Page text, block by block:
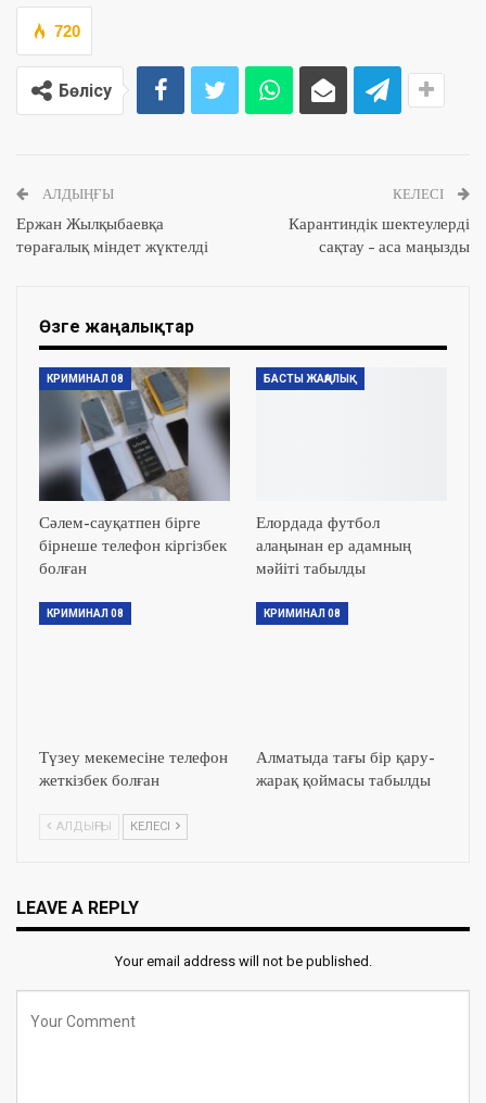
720
Бөлісу
АЛДЫҢҒЫ
Ержан Жылқыбаевқа
төрағалық міндет жүктелді
КЕЛЕСІ
Карантиндік шектеулерді
сақтау – аса маңызды
Өзге жаңалықтар
КРИМИНАЛ 08
Сәлем-сауқатпен бірге
бірнеше телефон кіргізбек
болған
БАСТЫ ЖАҢАЛЫҚ
Елордада футбол
алаңынан ер адамның
мәйіті табылды
КРИМИНАЛ 08
Түзеу мекемесіне телефон
жеткізбек болған
КРИМИНАЛ 08
Алматыда тағы бір қару-
жарақ қоймасы табылды
АЛДЫҢҒЫ КЕЛЕСІ
LEAVE A REPLY
Your email address will not be published.